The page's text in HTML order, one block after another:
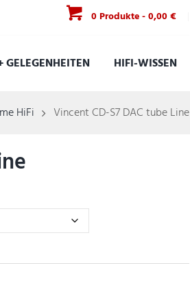
0 Produkte-0,00 €
GELEGENHEITEN HIFI-WISSEN
HiFi Vincent CD-S7 DAC tube Line